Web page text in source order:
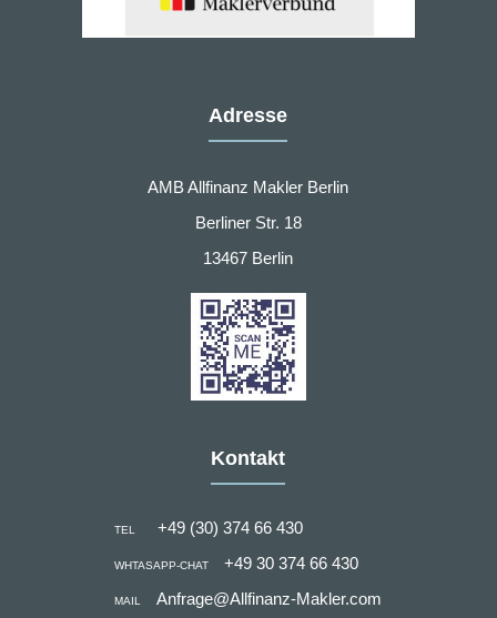
Adresse
AMB Allfinanz Makler Berlin
Berliner Str. 18
13467 Berlin
Kontakt
TEL +49 (30) 374 66 430
WHTASAPP-CHAT +49 30 374 66 430
MAIL Anfrage@Allfinanz-Makler.com